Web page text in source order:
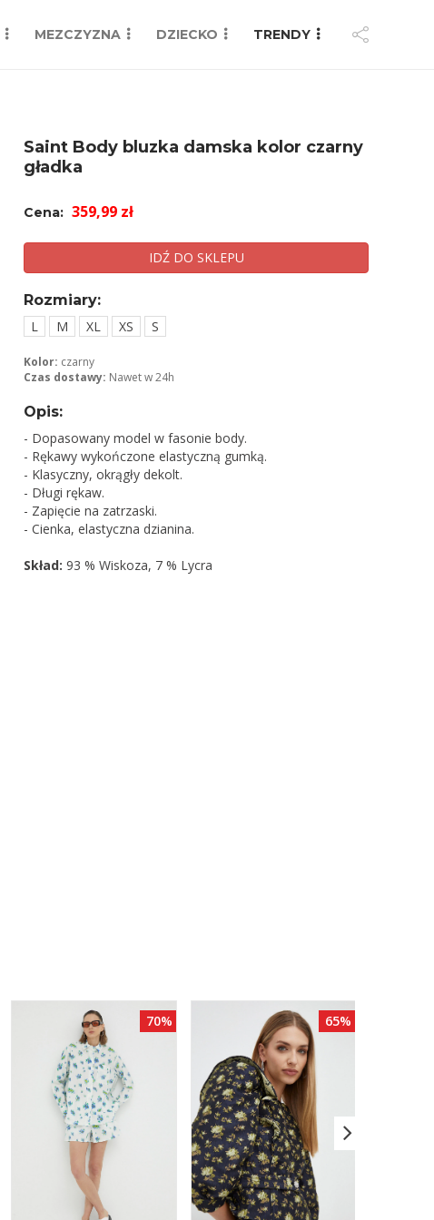
MEZCZYZNA DZIECKO TRENDY
Saint Body bluzka damska kolor czarny
gładka
Cena: 359,99 zł
IDŹ DO SKLEPU
Rozmiary:
L
M XL XS S
Kolor: czarny
Czas dostawy: Nawet w 24h
Opis:
- Dopasowany model w fasonie body.
- Rękawy wykończone elastyczną gumką.
- Klasyczny, okrągły dekolt.
- Długi rękaw.
- Zapięcie na zatrzaski.
- Cienka, elastyczna dzianina.
Skład: 93 % Wiskoza, 7 % Lycra
70% 65%